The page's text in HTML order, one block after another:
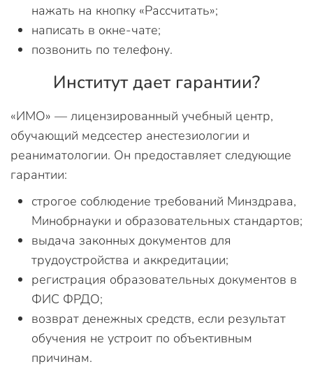
нажать на кнопку «Рассчитать»;
написать в окне-чате;
позвонить по телефону.
Институт дает гарантии?
«ИМО» — лицензированный учебный центр,
обучающий медсестер анестезиологии и
реаниматологии. Он предоставляет следующие
гарантии:
строгое соблюдение требований Минздрава,
Минобрнауки и образовательных стандартов;
выдача законных документов для
трудоустройства и аккредитации;
регистрация образовательных документов в
ФИС ФРДО;
возврат денежных средств, если результат
обучения не устроит по объективным
причинам.